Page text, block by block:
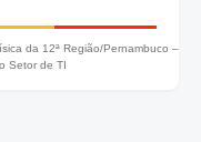
da 12ª Região/Pernambuco –
Setor de TI